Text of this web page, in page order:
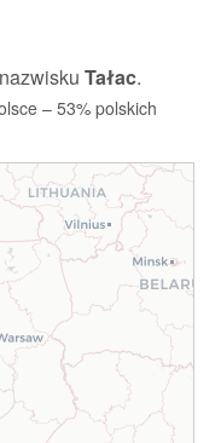
Tałac.
– 53% polskich